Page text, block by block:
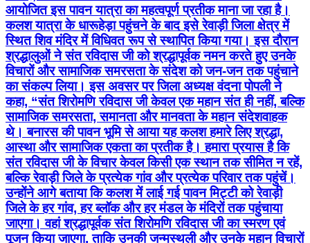
आयोजित इस पावन यात्रा का महत्वपूर्ण प्रतीक माना जा रहा है।
कलश यात्रा के धारूहेड़ा पहुंचने के बाद इसे रेवाड़ी जिला क्षेत्र में
स्थित शिव मंदिर में विधिवत रूप से स्थापित किया गया। इस दौरान
श्रद्धालुओं ने संत रविदास जी को श्रद्धापूर्वक नमन करते हुए उनके
विचारों और सामाजिक समरसता के संदेश को जन-जन तक पहुंचाने
का संकल्प लिया। इस अवसर पर जिला अध्यक्ष वंदना पोपली ने
कहा, “संत शिरोमणि रविदास जी केवल एक महान संत ही नहीं, बल्कि
सामाजिक समरसता, समानता और मानवता के महान संदेशवाहक
थे। बनारस की पावन भूमि से आया यह कलश हमारे लिए श्रद्धा,
आस्था और सामाजिक एकता का प्रतीक है। हमारा प्रयास है कि
संत रविदास जी के विचार केवल किसी एक स्थान तक सीमित न रहें,
बल्कि रेवाड़ी जिले के प्रत्येक गांव और प्रत्येक परिवार तक पहुंचें।
उन्होंने आगे बताया कि कलश में लाई गई पावन मिट्टी को रेवाड़ी
जिले के हर गांव, हर ब्लॉक और हर मंडल के मंदिरों तक पहुंचाया
जाएगा। वहां श्रद्धापूर्वक संत शिरोमणि रविदास जी का स्मरण एवं
पूजन किया जाएगा, ताकि उनकी जन्मस्थली और उनके महान विचारों